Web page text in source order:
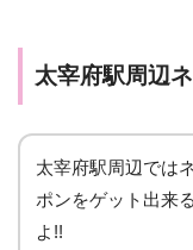
太宰府駅周辺
太宰府駅周辺では
ポンをゲット出来
よ!!